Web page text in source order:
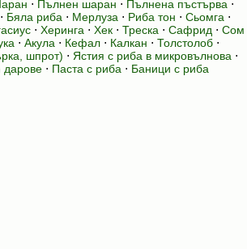
⋅ Пълнен шаран ⋅ Пълнена пъстърва ⋅
⋅ Бяла риба ⋅ Мерлуза ⋅ Риба тон ⋅ Сьомга ⋅
⋅ Херинга ⋅ Хек ⋅ Треска ⋅ Сафрид ⋅ Сом
⋅ Акула ⋅ Кефал ⋅ Калкан ⋅ Толстолоб ⋅
шпрот) ⋅ Ястия с риба в микровълнова ⋅
дарове ⋅ Паста с риба ⋅ Баници с риба